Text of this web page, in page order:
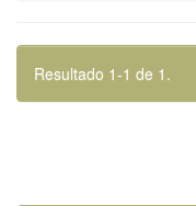
Resultado 1-1 de 1.